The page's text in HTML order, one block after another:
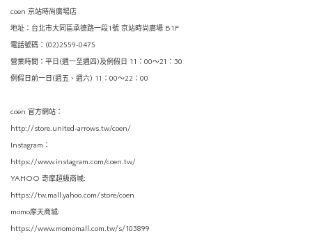
coen 京站時尚廣場店
地址：台北市大同區承德路一段1號 京站時尚廣場 B1F
電話號碼：(02)2559-0475
營業時間：平日(週一至週四)及例假日 11：00〜21：30
例假日前一日(週五、週六) 11：00〜22：00
coen 官方網站：
http://store.united-arrows.tw/coen/
Instagram：
https://www.instagram.com/coen.tw/
YAHOO 奇摩超級商城:
https://tw.mall.yahoo.com/store/coen
momo摩天商城:
https://www.momomall.com.tw/s/103899